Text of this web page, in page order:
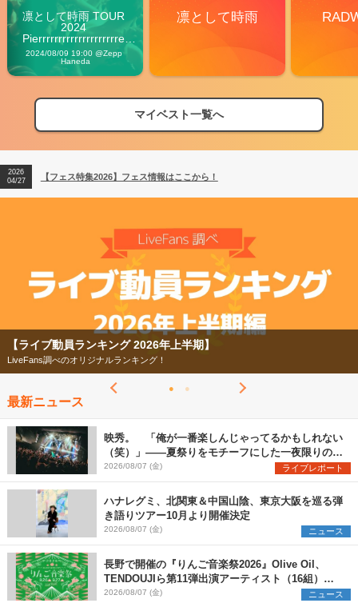
凛として時雨 TOUR
2024
Pierrrrrrrrrrrrrrrrrrrre
Vibes
2024/08/09 19:00 @Zepp
Haneda
凛として時雨
マイベスト一覧へ
【フェス特集2026】フェス情報はここから！
【ライブ動員ランキング】2026年上半期編発表！
2026
04/27
【フェス特集2026】フェス情報はここから！
2026
【フェス特集2026】
今年もフェスの季節がやってきた！
最新ニュース
映秀。 「俺が一番楽しんじゃってるかもしれない
（笑）」――夏祭りをモチーフにした一夜限りのス
ペシャルライブ『色祭』レポート
2026/08/07 (金) ライブレポート
ハナレグミ、北関東＆中国山陰、東京大阪を巡る弾
き語りツアー10月より開催決定
2026/08/07 (金) ニュース
長野で開催の『りんご音楽祭2026』Olive Oil、
TENDOUJIら第11弾出演アーティスト（16組）を
発表
2026/08/07 (金) ニュース